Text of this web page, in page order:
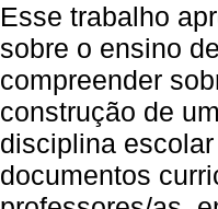
Esse trabalho
sobre o ensino
compreender
construção de
disciplina
documentos